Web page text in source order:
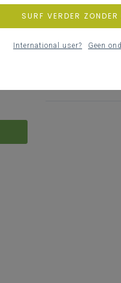
SURF VERDER ZONDER
International user? Geen